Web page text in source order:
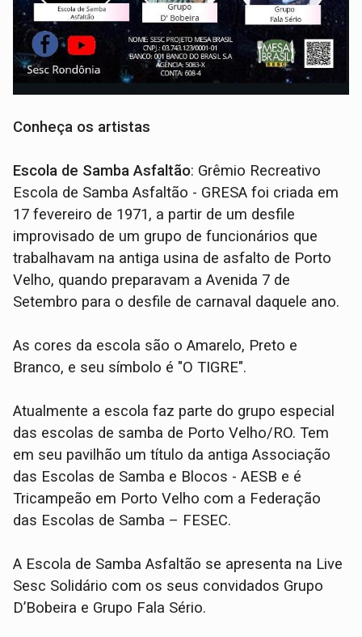
Conheça os artistas
Escola de Samba Asfaltão: Grêmio Recreativo
Escola de Samba Asfaltão - GRESA foi criada em
17 fevereiro de 1971, a partir de um desfile
improvisado de um grupo de funcionários que
trabalhavam na antiga usina de asfalto de Porto
Velho, quando preparavam a Avenida 7 de
Setembro para o desfile de carnaval daquele ano.
As cores da escola são o Amarelo, Preto e
Branco, e seu símbolo é "O TIGRE".
Atualmente a escola faz parte do grupo especial
das escolas de samba de Porto Velho/RO. Tem
em seu pavilhão um título da antiga Associação
das Escolas de Samba e Blocos - AESB e é
Tricampeão em Porto Velho com a Federação
das Escolas de Samba – FESEC.
A Escola de Samba Asfaltão se apresenta na Live
Sesc Solidário com os seus convidados Grupo
D’Bobeira e Grupo Fala Sério.